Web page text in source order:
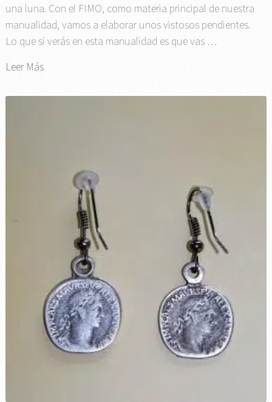
una luna. Con el FIMO, como materia principal de nuestra
manualidad, vamos a elaborar unos vistosos pendientes.
Lo que sí verás en esta manualidad es que vas …
Leer Más